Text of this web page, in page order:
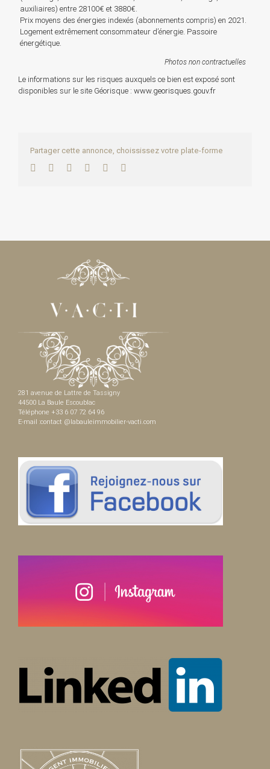
auxiliaires) entre 28100€ et 3880€.
Prix moyens des énergies indexés (abonnements compris) en 2021.
Logement extrêmement consommateur d’énergie. Passoire
énergétique.
Photos non contractuelles
Le informations sur les risques auxquels ce bien est exposé sont
disponibles sur le site Géorisque : www.georisques.gouv.fr
Partager cette annonce, choississez votre plate-forme
Facebook
TwitterLinkedInWhatsApp
Pinterest
281 avenue de Lattre de Tassigny
44500 La Baule Escoublac
Téléphone +33 6 07 72 64 96
E-mail :contact @labauleimmobilier-vacti.com